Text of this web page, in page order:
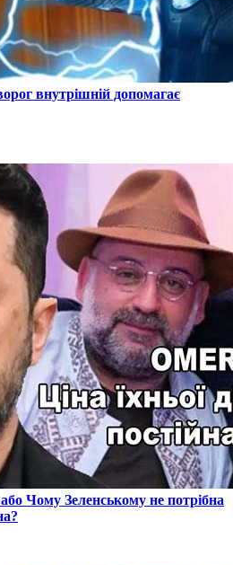
внутрішній допомагає
Чому Зеленському не потрібна